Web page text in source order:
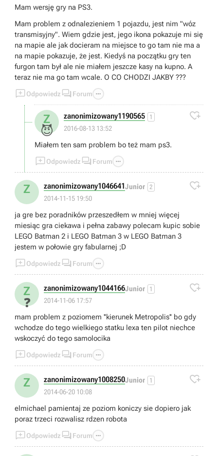
Mam wersję gry na PS3.
Mam problem z odnalezieniem 1 pojazdu, jest nim "wóz
transmisyjny". Wiem gdzie jest, jego ikona pokazuje mi się
na mapie ale jak docieram na miejsce to go tam nie ma a
na mapie pokazuje, że jest. Kiedyś na początku gry ten
furgon tam był ale nie miałem jeszcze kasy na kupno. A
teraz nie ma go tam wcale. O CO CHODZI JAKBY ???
Odpowiedz  Forum 
Z
😈
zanonimizowany1190565 1
2016-08-13 13:52

Miałem ten sam problem bo też mam ps3.
Odpowiedz  Forum 
Z zanonimizowany1046641Junior 2
2014-11-15 19:50

ja gre bez poradników przeszedłem w mniej więcej
miesiąc gra ciekawa i pełna zabawy polecam kupic sobie
LEGO Batman 2 i LEGO Batman 3 w LEGO Batman 3
jestem w połowie gry fabularnej ;D
Odpowiedz  Forum 
Z
❓
zanonimizowany1044166Junior 1
2014-11-06 17:57

mam problem z poziomem ''kierunek Metropolis'' bo gdy
wchodze do tego wielkiego statku lexa ten pilot niechce
wskoczyć do tego samolocika
Odpowiedz  Forum 
Z zanonimizowany1008250Junior 1
2014-06-20 10:08

elmichael pamientaj ze poziom koniczy sie dopiero jak
poraz trzeci rozwalisz rdzen robota
Odpowiedz  Forum 